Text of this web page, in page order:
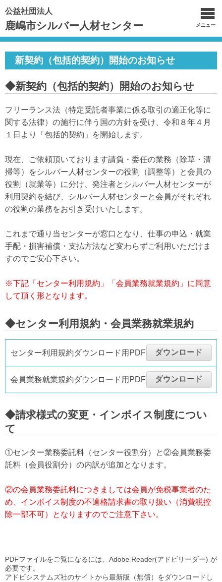
公益社団法人
鹿嶋市シルバー人材センター メニュー
新契約（包括的契約）開始のお知らせ
◆新契約（包括的契約）開始のお知らせ
フリーランス法（特定受託者事業に係る取引の適正化等に
関する法律）の施行に伴う国の方針を受け、令和８年４月
１日より「包括的契約」を開始します。
現在、ご依頼頂いております請負・委任の業務（除草・清
掃等）をシルバー人材センターの役割（調整等）と会員の
役割（就業等）に分け、発注者とシルバー人材センターが
利用契約を結び、シルバー人材センターと会員がそれぞれ
の役割の業務をお引き受けいたします。
これまで通り当センターが窓口となり、仕事の申込・就業
手配・損害補償・支払方法など変わらずご利用いただけま
すのでご安心下さい。
※下記「センター利用規約」「会員業務就業規約」に同意
して頂く形となります。
◆センター利用規約・会員業務就業規約
センター利用規約ダウンロード用PDF ダウンロード
会員業務就業規約ダウンロード用PDF ダウンロード
◆請求様式の変更・インボイス制度につい
て
①センター業務委託料（センター役割分）と②会員業務委
託料（会員役割分）の内訳が追加となります。
②の会員業務委託料につきましては会員が免税事業者のた
め、インボイス制度の不適格請求書の取り扱い（消費税控
除一部不可）となりますのでご注意下さい。
PDFファイルをご覧になるには、Adobe Reader(アドビリーダー) が
必要です。
アドビシステムズ社のサイトから最新版（無償）をダウンロードし